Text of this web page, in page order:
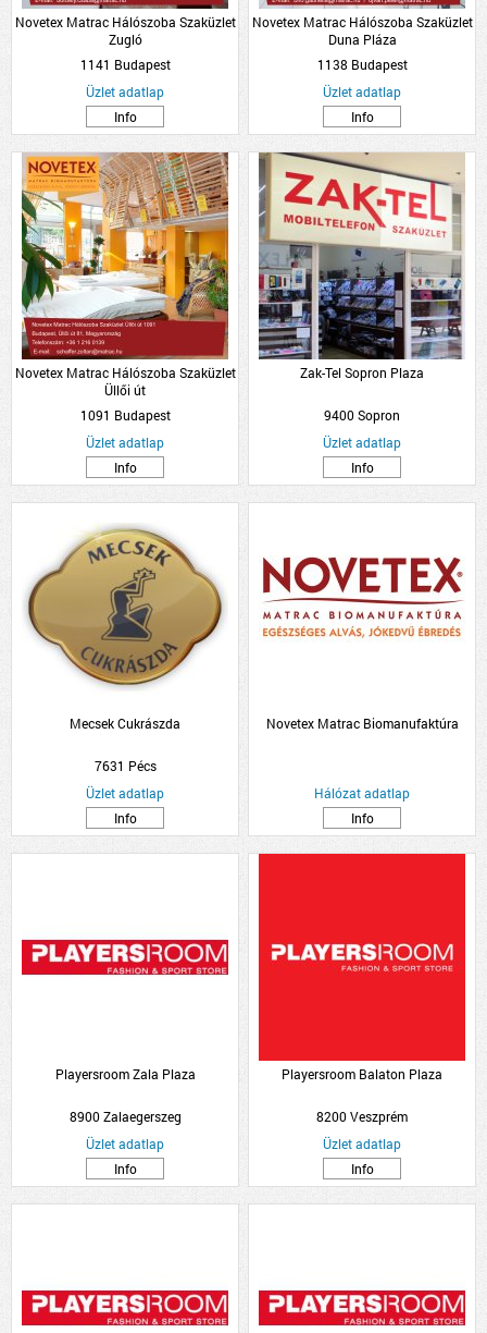
Novetex Matrac Hálószoba Szaküzlet
Zugló
1141 Budapest
Üzlet adatlap
Info
Novetex Matrac Hálószoba Szaküzlet
Duna Pláza
1138 Budapest
Üzlet adatlap
Info
Novetex Matrac Hálószoba Szaküzlet
Üllői út
1091 Budapest
Üzlet adatlap
Info
Zak-Tel Sopron Plaza
9400 Sopron
Üzlet adatlap
Info
Mecsek Cukrászda
7631 Pécs
Üzlet adatlap
Info
Novetex Matrac Biomanufaktúra
Hálózat adatlap
Info
Playersroom Zala Plaza
8900 Zalaegerszeg
Üzlet adatlap
Info
Playersroom Balaton Plaza
8200 Veszprém
Üzlet adatlap
Info